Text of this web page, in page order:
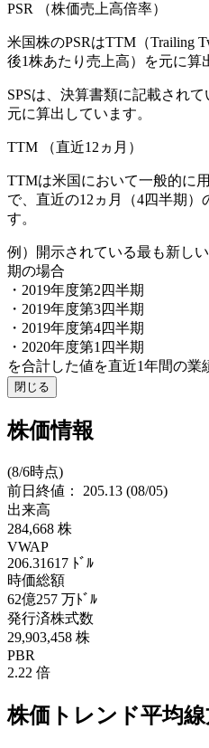
PSR （株価売上高倍率）
米国株のPSRはTTM（Trailing
後1株あたり売上高）を元に算
SPSは、決算書類に記載され
元に算出しています。
TTM （直近12ヵ月）
TTMは米国において一般的に
で、直近の12ヵ月（4四半期）
す。
例）開示されている最も新し
期の場合
・2019年度第2四半期
・2019年度第3四半期
・2019年度第4四半期
・2020年度第1四半期
を合計した値を直近1年間の業
閉じる
株価情報
(8/6時点)
前日終値： 205.13 (08/05)
出来高
284,668 株
VWAP
206.31617 ﾄﾞﾙ
時価総額
62億257 万ﾄﾞﾙ
発行済株式数
29,903,458 株
PBR
2.22 倍
株価トレンド平均線